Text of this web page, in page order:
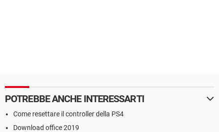
POTREBBE ANCHE INTERESSARTI
Come resettare il controller della PS4
Download office 2019